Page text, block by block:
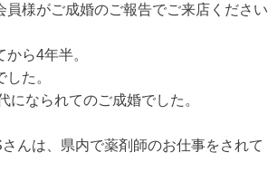
員様がご成婚のご報告でご来店ください
ら4年半。
た。
になられてのご成婚でした。
んは、県内で薬剤師のお仕事をされて